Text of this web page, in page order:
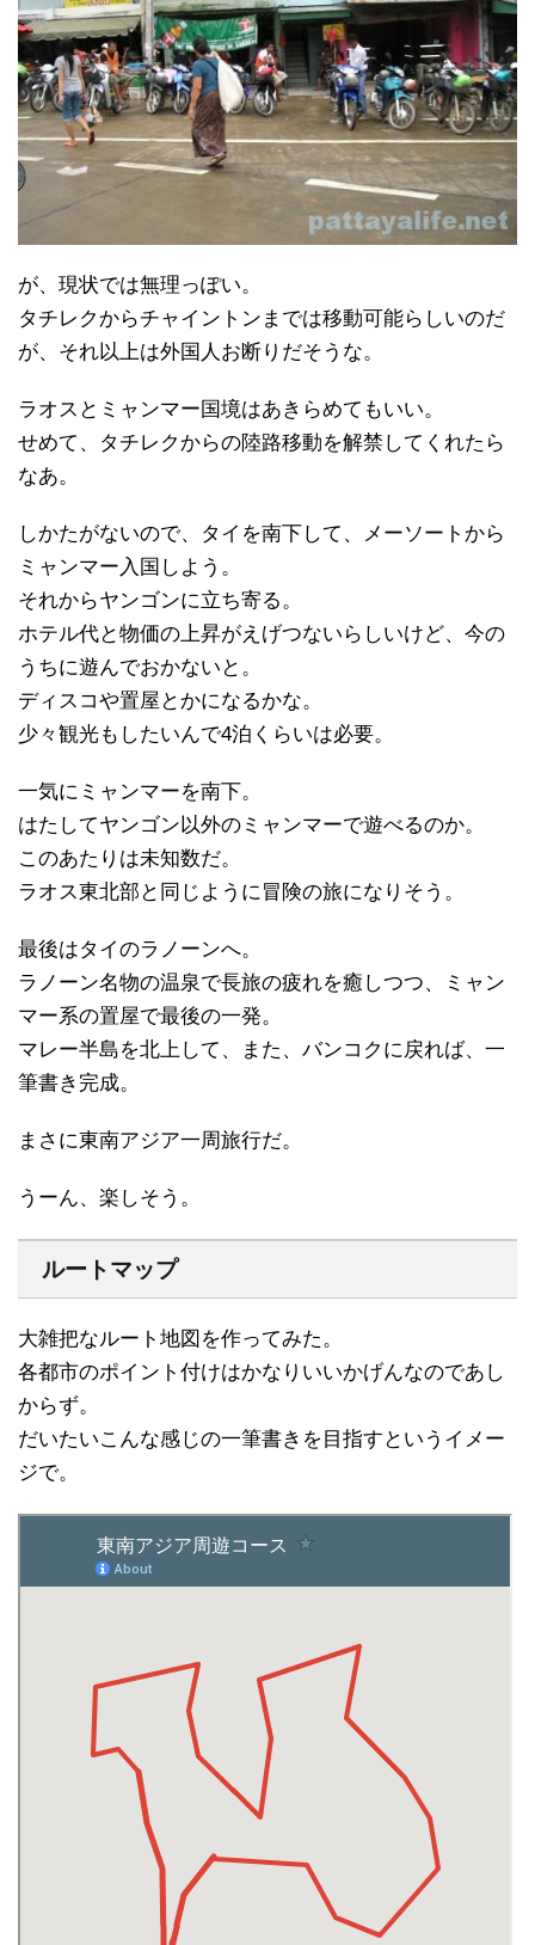
が、現状では無理っぽい。
タチレクからチャイントンまでは移動可能らしいのだ
が、それ以上は外国人お断りだそうな。
ラオスとミャンマー国境はあきらめてもいい。
せめて、タチレクからの陸路移動を解禁してくれたら
なあ。
しかたがないので、タイを南下して、メーソートから
ミャンマー入国しよう。
それからヤンゴンに立ち寄る。
ホテル代と物価の上昇がえげつないらしいけど、今の
うちに遊んでおかないと。
ディスコや置屋とかになるかな。
少々観光もしたいんで4泊くらいは必要。
一気にミャンマーを南下。
はたしてヤンゴン以外のミャンマーで遊べるのか。
このあたりは未知数だ。
ラオス東北部と同じように冒険の旅になりそう。
最後はタイのラノーンへ。
ラノーン名物の温泉で長旅の疲れを癒しつつ、ミャン
マー系の置屋で最後の一発。
マレー半島を北上して、また、バンコクに戻れば、一
筆書き完成。
まさに東南アジア一周旅行だ。
うーん、楽しそう。
ルートマップ
大雑把なルート地図を作ってみた。
各都市のポイント付けはかなりいいかげんなのであし
からず。
だいたいこんな感じの一筆書きを目指すというイメー
ジで。